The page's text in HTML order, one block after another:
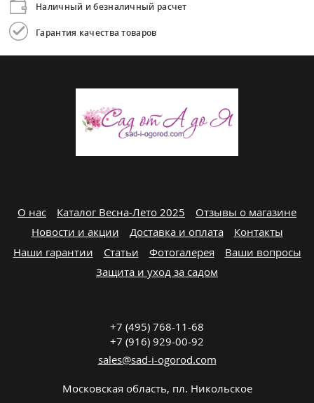
Наличный и безналичный расчет
Гарантия качества товаров
О нас Каталог Весна-Лето 2025
Отзывы о магазине
Новости и акции
Доставка и оплата
Контакты
Наши гарантии
Статьи Фотогалерея
Ваши вопросы
Защита и уход за садом
+7 (495) 768-11-68
+7 (916) 929-00-92
sales@sad-i-ogorod.com
Московская область, пл. Никольcкое